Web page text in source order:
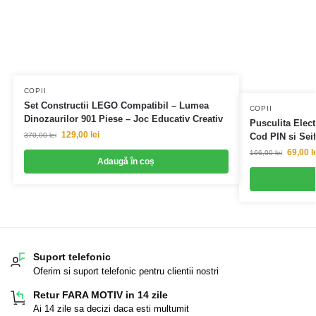
COPII
Set Constructii LEGO Compatibil – Lumea
Dinozaurilor 901 Piese – Joc Educativ Creativ
370,00lei 129,00 lei
Adaugă în coș
COPII
Pusculita
Cod PIN si
166,00lei 69,00
Suport telefonic
Oferim si suport telefonic pentru clientii nostri
Retur FARA MOTIV in 14 zile
Ai 14 zile sa decizi daca esti multumit